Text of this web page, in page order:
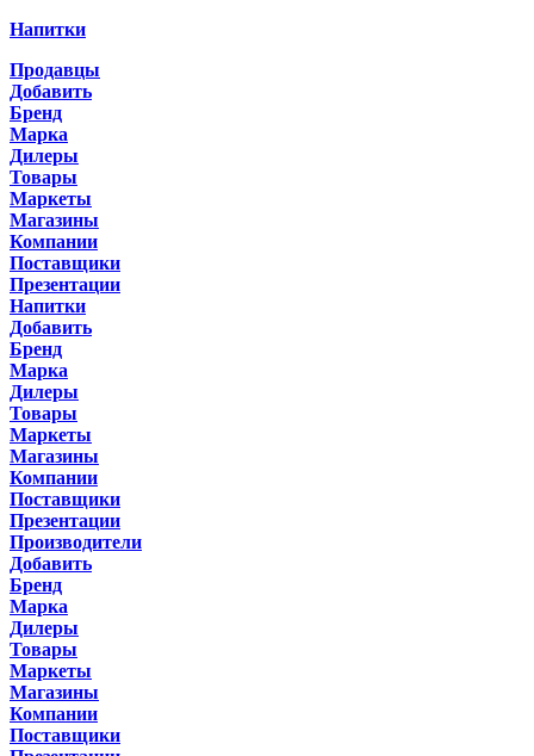
Напитки
Продавцы
Добавить
Бренд
Марка
Дилеры
Товары
Маркеты
Магазины
Компании
Поставщики
Презентации
Напитки
Добавить
Бренд
Марка
Дилеры
Товары
Маркеты
Магазины
Компании
Поставщики
Презентации
Производители
Добавить
Бренд
Марка
Дилеры
Товары
Маркеты
Магазины
Компании
Поставщики